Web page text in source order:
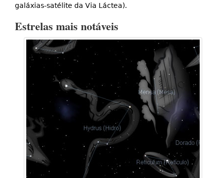
galáxias-satélite da Via Láctea).
Estrelas mais notáveis